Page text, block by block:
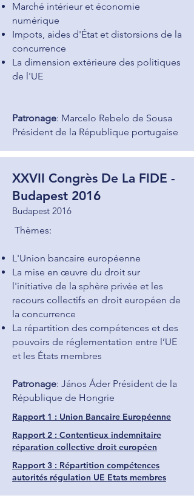
​Marché intérieur et économie
numérique
Impots, aides d'État et distorsions de la
concurrence
La dimension extérieure des politiques
de l'UE
Patronage: Marcelo Rebelo de Sousa
Président de la République portugaise
XXVII Congrès De La FIDE -
Budapest 2016
Budapest 2016
Thèmes:
L'Union bancaire européenne
La mise en œuvre du droit sur
l'initiative de la sphère privée et les
recours collectifs en droit européen de
la concurrence
La répartition des compétences et des
pouvoirs de réglementation entre l’UE
et les États membres
Patronage: János Áder Président de la
République de Hongrie
Rapport 1 : Union Bancaire Européenne
Rapport 2 : Contentieux indemnitaire
réparation collective droit européen
Rapport 3 : Répartition compétences
autorités régulation UE Etats membres